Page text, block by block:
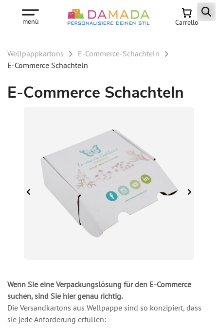
menù Carrello
Wellpappkartons
E-Commerce-Schachteln
E-Commerce Schachteln
E-Commerce Schachteln
Wenn Sie eine Verpackungslösung für den E-Commerce
suchen, sind Sie hier genau richtig.
Die Versandkartons aus Wellpappe sind so konzipiert, dass
sie jede Anforderung erfüllen: